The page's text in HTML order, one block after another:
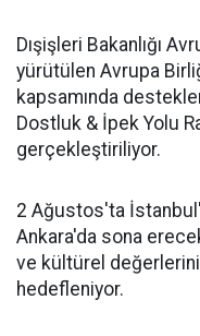
Dışişleri Bakanlığı
yürütülen Avrupa
kapsamında
Dostluk & İpek Yolu
gerçekleştiriliyor.
2 Ağustos'ta
Ankara'da sona
ve kültürel
hedefleniyor.